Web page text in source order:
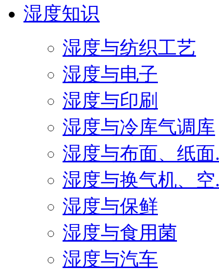
湿度知识
湿度与纺织工艺
湿度与电子
湿度与印刷
湿度与冷库气调库
湿度与布面、纸面
湿度与换气机、空
湿度与保鲜
湿度与食用菌
湿度与汽车